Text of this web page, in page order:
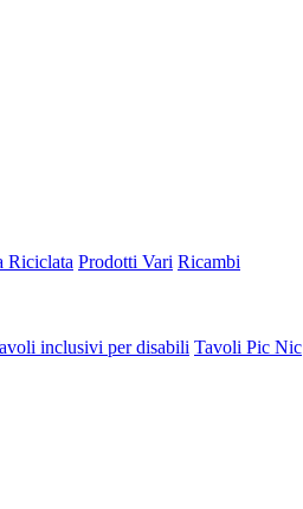
Riciclata Prodotti Vari Ricambi
inclusivi per disabili Tavoli Pic Nic